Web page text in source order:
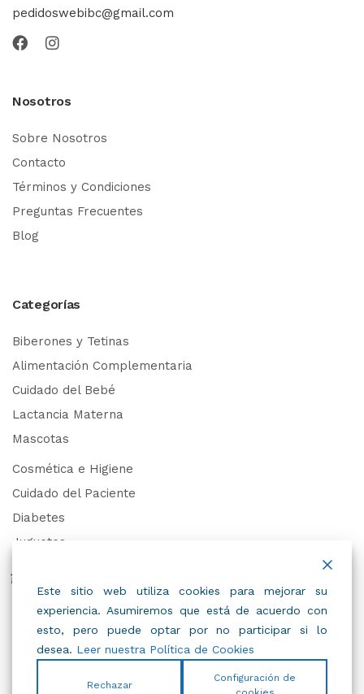
pedidoswebibc@gmail.com
Nosotros
Sobre Nosotros
Contacto
Términos y Condiciones
Preguntas Frecuentes
Blog
Categorías
Biberones y Tetinas
Alimentación Complementaria
Cuidado del Bebé
Lactancia Materna
Mascotas
Cosmética e Higiene
Cuidado del Paciente
Diabetes
Juguetes
Trabaja con Nosotros
Este sitio web utiliza cookies para mejorar su
experiencia. Asumiremos que está de acuerdo con
esto, pero puede optar por no participar si lo
desea. Leer nuestra Política de Cookies
Rechazar
Configuración de